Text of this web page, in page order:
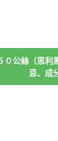
０公絲（思利
忌、成